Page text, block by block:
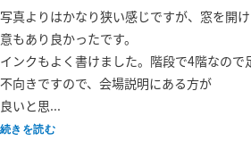
写真よりはかなり狭い感じですが、窓を開
意もあり良かったです。
インクもよく書けました。階段で4階なので
不向きですので、会場説明にある方が
良いと思...
続きを読む